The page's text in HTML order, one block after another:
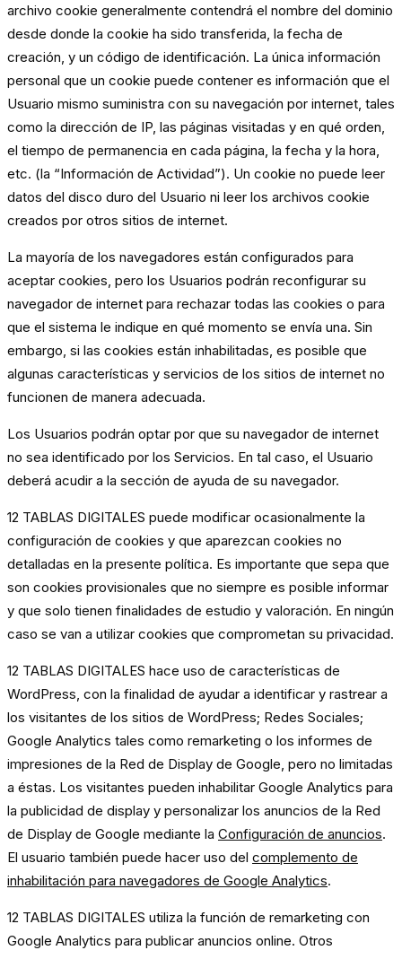
archivo cookie generalmente contendrá el nombre del dominio
desde donde la cookie ha sido transferida, la fecha de
creación, y un código de identificación. La única información
personal que un cookie puede contener es información que el
Usuario mismo suministra con su navegación por internet, tales
como la dirección de IP, las páginas visitadas y en qué orden,
el tiempo de permanencia en cada página, la fecha y la hora,
etc. (la “Información de Actividad”). Un cookie no puede leer
datos del disco duro del Usuario ni leer los archivos cookie
creados por otros sitios de internet.
La mayoría de los navegadores están configurados para
aceptar cookies, pero los Usuarios podrán reconfigurar su
navegador de internet para rechazar todas las cookies o para
que el sistema le indique en qué momento se envía una. Sin
embargo, si las cookies están inhabilitadas, es posible que
algunas características y servicios de los sitios de internet no
funcionen de manera adecuada.
Los Usuarios podrán optar por que su navegador de internet
no sea identificado por los Servicios. En tal caso, el Usuario
deberá acudir a la sección de ayuda de su navegador.
12 TABLAS DIGITALES puede modificar ocasionalmente la
configuración de cookies y que aparezcan cookies no
detalladas en la presente política. Es importante que sepa que
son cookies provisionales que no siempre es posible informar
y que solo tienen finalidades de estudio y valoración. En ningún
caso se van a utilizar cookies que comprometan su privacidad.
12 TABLAS DIGITALES hace uso de características de
WordPress, con la finalidad de ayudar a identificar y rastrear a
los visitantes de los sitios de WordPress; Redes Sociales;
Google Analytics tales como remarketing o los informes de
impresiones de la Red de Display de Google, pero no limitadas
a éstas. Los visitantes pueden inhabilitar Google Analytics para
la publicidad de display y personalizar los anuncios de la Red
de Display de Google mediante la Configuración de anuncios.
El usuario también puede hacer uso del complemento de
inhabilitación para navegadores de Google Analytics.
12 TABLAS DIGITALES utiliza la función de remarketing con
Google Analytics para publicar anuncios online. Otros